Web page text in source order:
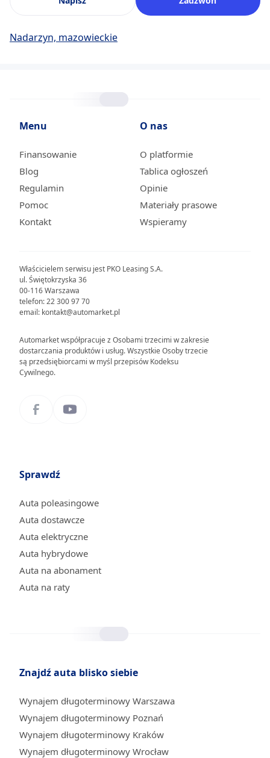
Nadarzyn, mazowieckie
Właścicielem serwisu jest PKO Leasing S.A.
ul. Świętokrzyska 36
00-116 Warszawa
telefon: 22 300 97 70
email: kontakt@automarket.pl
Automarket współpracuje z Osobami trzecimi w zakresie
dostarczania produktów i usług. Wszystkie Osoby trzecie
są przedsiębiorcami w myśl przepisów Kodeksu
Cywilnego.
Menu
Finansowanie
Blog
Regulamin
Pomoc
Kontakt
O nas
O platformie
Tablica ogłoszeń
Opinie
Materiały prasowe
Wspieramy
Sprawdź
Auta poleasingowe
Auta dostawcze
Auta elektryczne
Auta hybrydowe
Auta na abonament
Auta na raty
Znajdź auta blisko siebie
Wynajem długoterminowy Warszawa
Wynajem długoterminowy Poznań
Wynajem długoterminowy Kraków
Wynajem długoterminowy Wrocław